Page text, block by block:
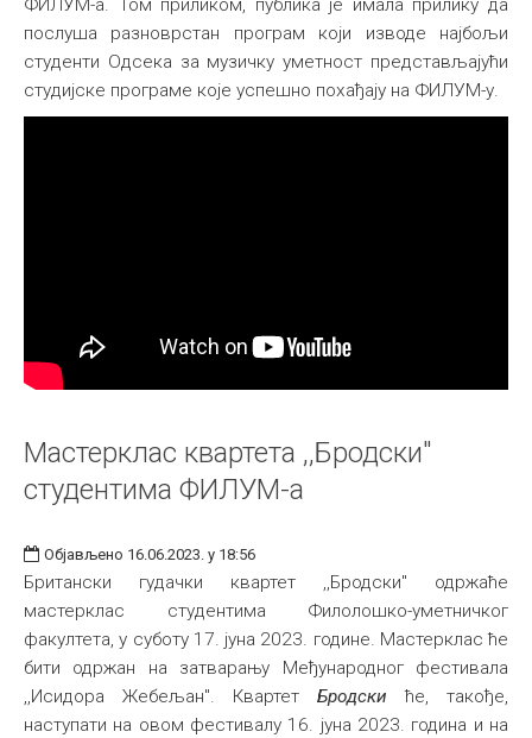
ФИЛУМ-а. Том приликом, публика је имала прилику да
послуша разноврстан програм који изводе најбољи
студенти Одсека за музичку уметност представљајући
студијске програме које успешно похађају на ФИЛУМ-у.
Мастерклас квартета ,,Бродски"
студентима ФИЛУМ-а
Објављено 16.06.2023. у 18:56
Британски гудачки квартет ,,Бродски" одржаће
мастерклас студентима Филолошко-уметничког
факултета, у суботу 17. јуна 2023. године. Мастерклас ће
бити одржан на затварању Међународног фестивала
,,Исидора Жебељан". Квартет Бродски ће, такође,
наступати на овом фестивалу 16. јуна 2023. година и на